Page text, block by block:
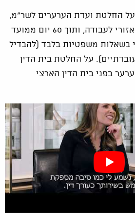
על החלטת ועדת הערערים לשר"מ,
וזאת בפני בית הדין האזורי לעבודה, ותוך 60 יום ממועד
משפטיות בלבד (להבדיל
על החלטת בית הדין
בפני בית הדין הארצי